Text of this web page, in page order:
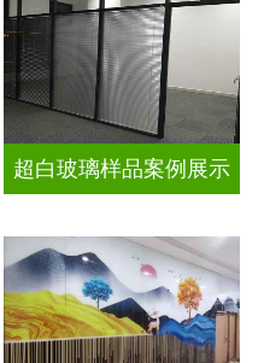
超白玻璃样品案例展示